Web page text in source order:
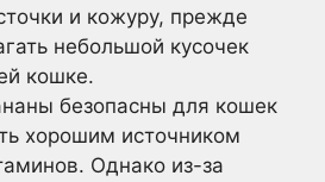
и кожуру, прежде
небольшой кусочек
кошке.
безопасны для кошек
хорошим источником
Однако из-за